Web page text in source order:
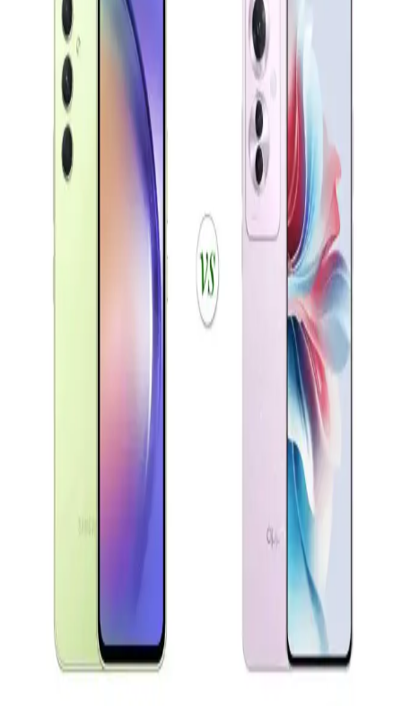
Samsung Galaxy S23 ve Xiaomi 13 modellerinin tasarım,
performans, kamera ve batarya özelliklerini detaylı karşılaştırıyoruz.
Hangi telefon sizin ihtiyaçlarınıza uygun?
Akıllı Telefonların Evrimi ve Gelecekteki Teknolojik
Yenilikler
Günümüzde akıllı telefonlar, gelişmiş kameralar, hızlı işlemciler ve
5G teknolojisiyle yaşamımızı dönüştürüyor. Yapay zeka ve
katlanabilir ekranlar gibi yenilikler, kullanıcı deneyimini
zenginleştiriyor.
Samsung Galaxy A01: Uygun Fiyatlı Giriş Seviyesi
Akıllı Telefonu Özellikleri ve Performansı
Galaxy A01, uygun fiyatı ve temel özellikleriyle giriş seviyesi
kullanıcılar için ideal. 5.7 inç ekran, çift kamera ve 3000 mAh
batarya ile günlük kullanım için uygun bir seçenek.
Akıllı Telefon Seçiminde Ekran, Batarya ve Kamera
Bu yazıda Oppo Reno A3 ve Samsung A04e gibi çeşitli akıllı
telefon modellerinin ekran, batarya ve kamera özellikleri
karşılaştırılarak kullanıcıların tercihini etkileyen faktörler inceleniyor.
Xiaomi Redmi 13 ve Samsung Galaxy A16
Karşılaştırması Güncel Özellikler ve Teknolojik
Xiaomi Redmi 13 ve Samsung Galaxy A16 modellerinin tasarım,
ekran, kamera ve batarya özellikleri karşılaştırılarak güncel
Samsung Galaxy A Serisi Model Seçimi ve Teknik
Özellikler Rehberi
Samsung Galaxy A serisinin teknik detayları ve model seçiminde
dikkat edilmesi gerekenler hakkında kapsamlı bilgiler içerir.